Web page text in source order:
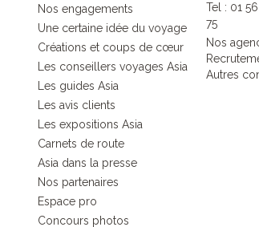
Nos engagements
Une certaine idée du voyage
Créations et coups de cœur
Les conseillers voyages Asia
Les guides Asia
Les avis clients
Les expositions Asia
Carnets de route
Asia dans la presse
Nos partenaires
Espace pro
Concours photos
Tel : 01
75
Nos
Autres